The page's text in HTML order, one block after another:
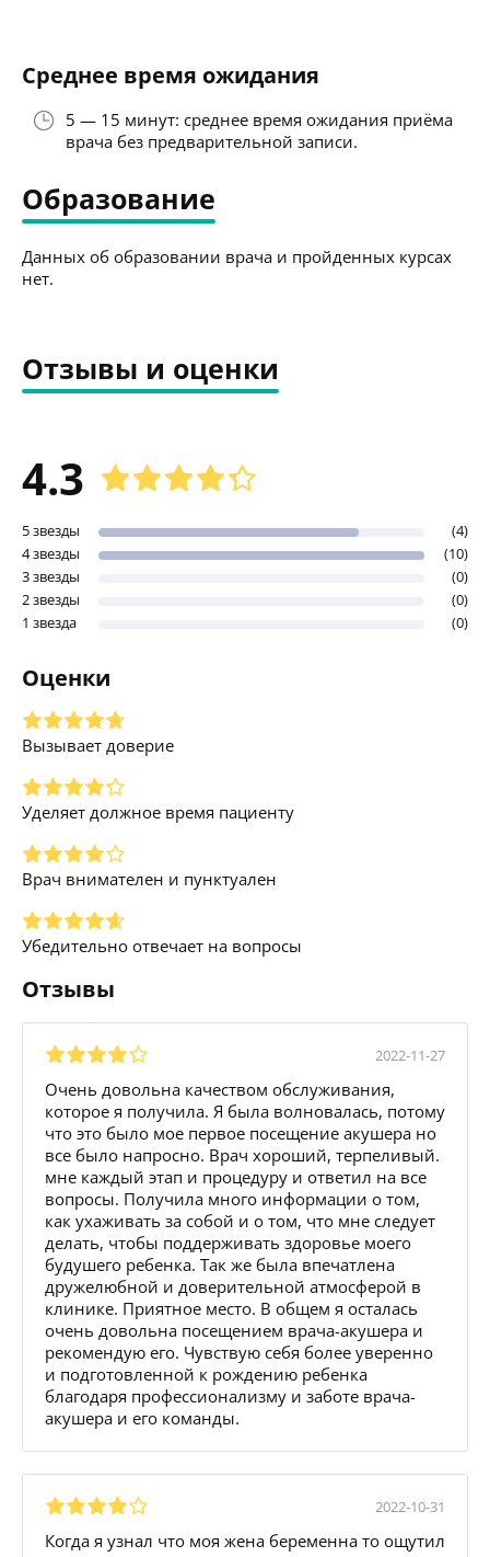
Среднее время ожидания
5 — 15 минут: среднее время ожидания приёма
врача без предварительной записи.
Образование
Данных об образовании врача и пройденных курсах
нет.
Отзывы и оценки
4.3
5 звезды
(4)
4 звезды
(10)
3 звезды
(0)
2 звезды
(0)
1 звезда
(0)
Оценки
Вызывает доверие
Уделяет должное время пациенту
Врач внимателен и пунктуален
Убедительно отвечает на вопросы
Отзывы
2022-11-27
Очень довольна качеством обслуживания,
которое я получила. Я была волновалась, потому
что это было мое первое посещение акушера но
все было напросно. Врач хороший, терпеливый.
мне каждый этап и процедуру и ответил на все
вопросы. Получила много информации о том,
как ухаживать за собой и о том, что мне следует
делать, чтобы поддерживать здоровье моего
будушего ребенка. Так же была впечатлена
дружелюбной и доверительной атмосферой в
клинике. Приятное место. В общем я осталась
очень довольна посещением врача-акушера и
рекомендую его. Чувствую себя более уверенно
и подготовленной к рождению ребенка
благодаря профессионализму и заботе врача-
акушера и его команды.
2022-10-31
Когда я узнал что моя жена беременна то ощутил